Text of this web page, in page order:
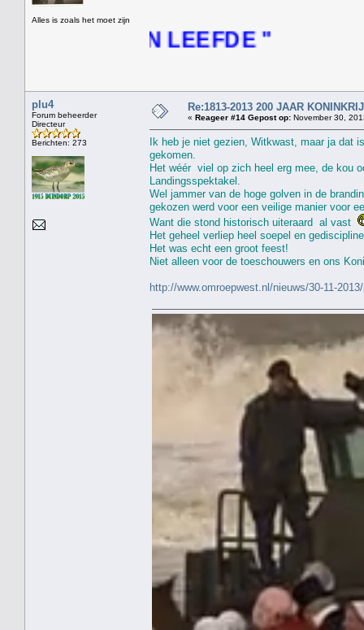
Alles is zoals het moet zijn
LEEFDE "
plu4
Forum beheerder
Directeur
Berichten: 273
Re:1813-2013 200 JAAR
« Reageer #14 Gepost op: November 30,
Ik heb je niet gezien, Witkwast, maar ja dat
gekomen.
Het wéér viel op zich heel erg mee, de kou
Landingsspektakel.
Wel jammer van de hoge golven in de
gekozen werd voor een veilige manier voor
Want die stond historisch uiteraard al vast
Het geheel verliep heel soepel en
Het was echt een groot feest!
Niet alleen voor de toeschouwers en ons
http://www.omroepwest.nl/nieuws/30-11-